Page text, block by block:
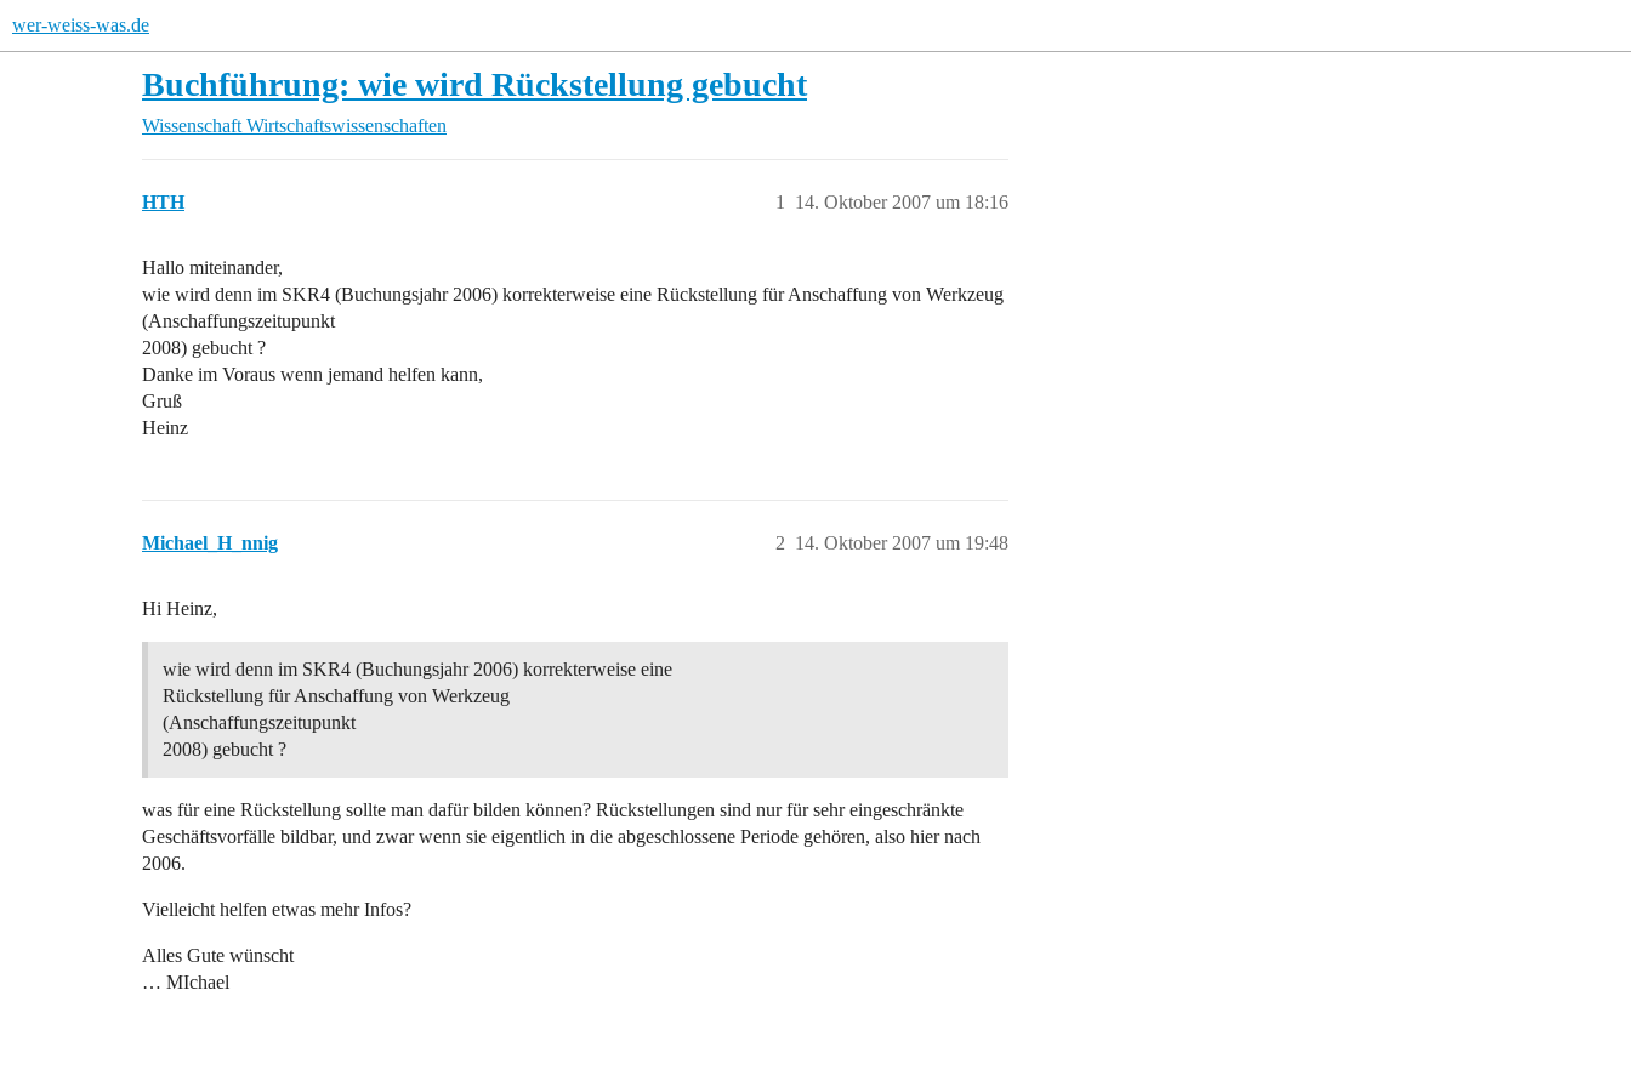
wer-weiss-was.de
Buchführung: wie wird Rückstellung gebucht
Wissenschaft Wirtschaftswissenschaften
HTH 14. Oktober 2007 um 18:16
1
Hallo miteinander,
wie wird denn im SKR4 (Buchungsjahr 2006) korrekterweise eine Rückstellung für Anschaffung von Werkzeug
(Anschaffungszeitupunkt
2008) gebucht ?
Danke im Voraus wenn jemand helfen kann,
Gruß
Heinz
Michael_H_nnig 14. Oktober 2007 um 19:48
2
Hi Heinz,
wie wird denn im SKR4 (Buchungsjahr 2006) korrekterweise eine
Rückstellung für Anschaffung von Werkzeug
(Anschaffungszeitupunkt
2008) gebucht ?
was für eine Rückstellung sollte man dafür bilden können? Rückstellungen sind nur für sehr eingeschränkte
Geschäftsvorfälle bildbar, und zwar wenn sie eigentlich in die abgeschlossene Periode gehören, also hier nach
2006.
Vielleicht helfen etwas mehr Infos?
Alles Gute wünscht
… MIchael